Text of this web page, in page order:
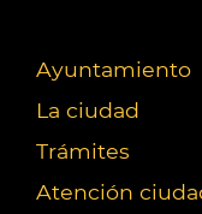
Ayuntamiento
La ciudad
Trámites
Atención